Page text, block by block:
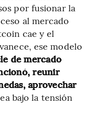
por fusionar la
al mercado
cae y el
ese modelo
de mercado
reunir
aprovechar
bajo la tensión